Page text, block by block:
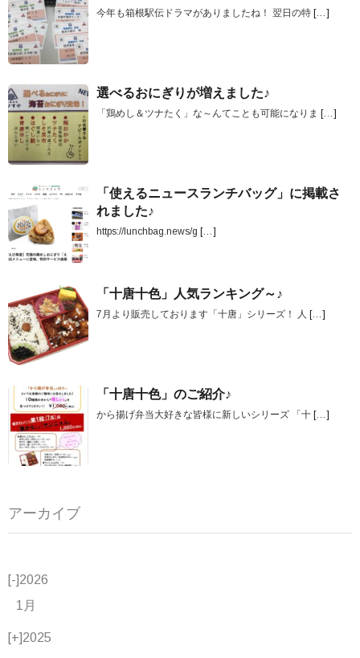
今年も箱根駅伝ドラマがありましたね！ 翌日の特 […]
選べるおにぎりが増えました♪
「鶏めし＆ツナたく」な～んてことも可能になりま […]
「使えるニュースランチバッグ」に掲載さ
れました♪
https://lunchbag.news/g […]
「十唐十色」人気ランキング～♪
7月より販売しております「十唐」シリーズ！ 人 […]
「十唐十色」のご紹介♪
から揚げ弁当大好きな皆様に新しいシリーズ 「十 […]
アーカイブ
[-]2026
1月
[+]2025